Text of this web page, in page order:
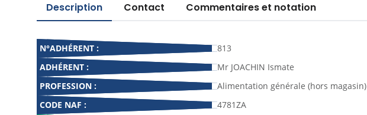
Description Contact Commentaires et notation
N°ADHÉRENT :
813
ADHÉRENT :
Mr JOACHIN Ismate
PROFESSION :
Alimentation générale (hors magasin)
CODE NAF :
4781ZA